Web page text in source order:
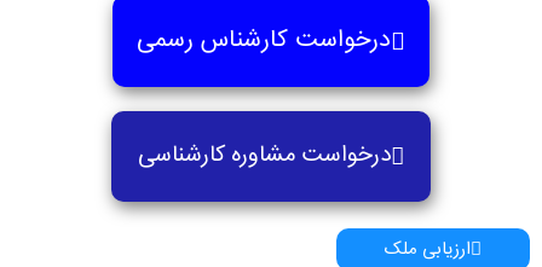
درخواست کارشناس رسمی
درخواست مشاوره کارشناسی
ارزیابی ملک